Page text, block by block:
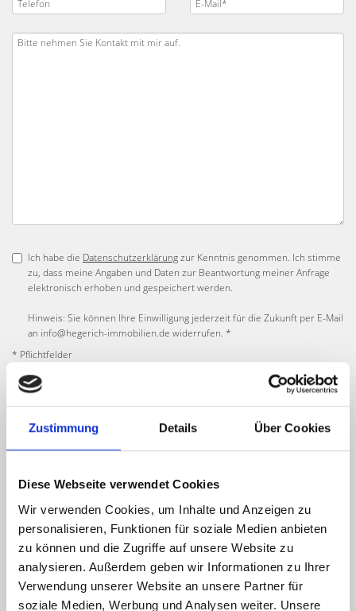
Zustimmung Details Über Cookies
Diese Webseite verwendet Cookies
Wir verwenden Cookies, um Inhalte und Anzeigen zu
personalisieren, Funktionen für soziale Medien anbieten
zu können und die Zugriffe auf unsere Website zu
analysieren. Außerdem geben wir Informationen zu Ihrer
Verwendung unserer Website an unsere Partner für
soziale Medien, Werbung und Analysen weiter. Unsere
Ich habe die Datenschutzerklärungzur Kenntnis genommen. Ich stimme
zu, dass meine Angaben und Daten zur Beantwortung meiner Anfrage
elektronisch erhoben und gespeichert werden.
Hinweis: Sie können Ihre Einwilligung jederzeit für die Zukunft per E-Mail
an info@hegerich-immobilien.de widerrufen. *
* Pflichtfelder
Häufig gestellte Fragen zum
Immobilienverkauf mit
Hegerich Immobilien in Fürth